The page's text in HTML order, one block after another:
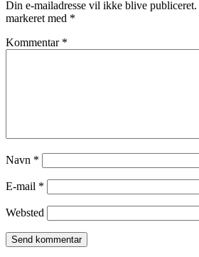
Din e-mailadresse vil ikke blive publiceret.
markeret med *
Kommentar *
Navn *
E-mail *
Websted